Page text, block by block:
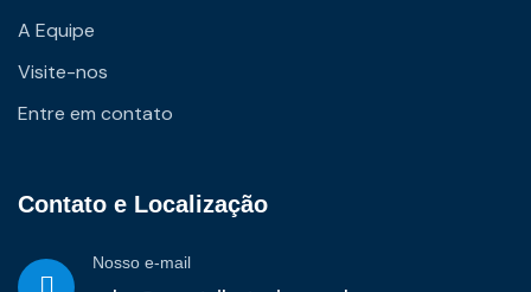
A Equipe
Visite-nos
Entre em contato
Contato e Localização
Nosso e-mail